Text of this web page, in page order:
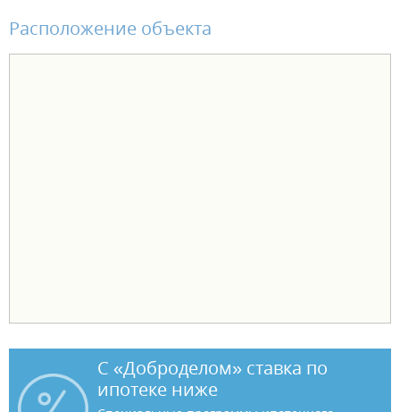
Расположение объекта
С «Доброделом» ставка по
ипотеке ниже